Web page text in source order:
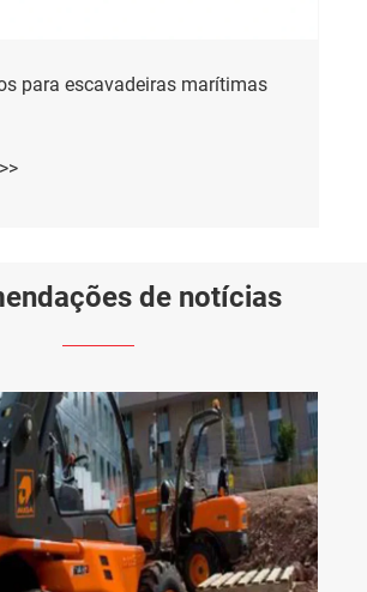
para escavadeiras marítimas
de notícias